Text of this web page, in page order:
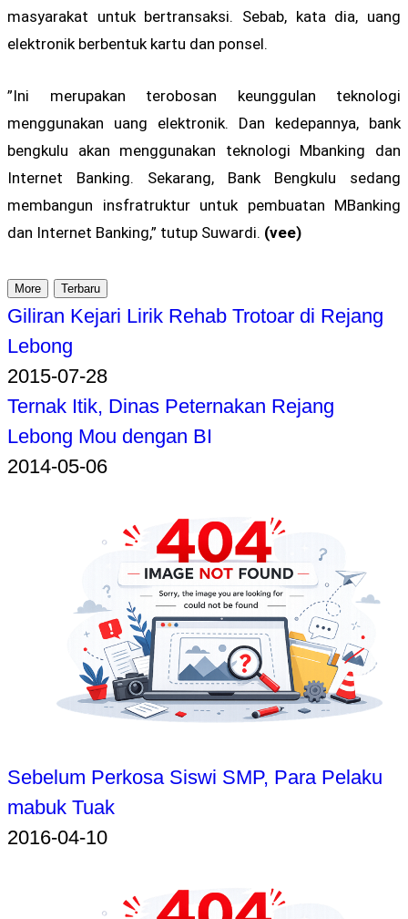
masyarakat untuk bertransaksi. Sebab, kata dia, uang
elektronik berbentuk kartu dan ponsel.
”Ini merupakan terobosan keunggulan teknologi
menggunakan uang elektronik. Dan kedepannya, bank
bengkulu akan menggunakan teknologi Mbanking dan
Internet Banking. Sekarang, Bank Bengkulu sedang
membangun insfratruktur untuk pembuatan MBanking
dan Internet Banking,” tutup Suwardi. (vee)
More Terbaru
Giliran Kejari Lirik Rehab Trotoar di Rejang
Lebong
2015-07-28
Ternak Itik, Dinas Peternakan Rejang
Lebong Mou dengan BI
2014-05-06
Sebelum Perkosa Siswi SMP, Para Pelaku
mabuk Tuak
2016-04-10